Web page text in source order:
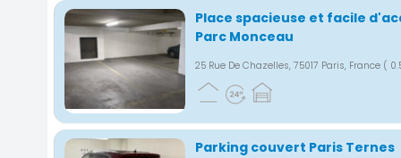
Place spacieuse et facile
Parc Monceau
25 Rue De Chazelles, 75017 Paris, France (
Parking couvert Paris Ternes